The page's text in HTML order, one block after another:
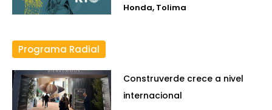
Honda, Tolima
Programa Radial
Construverde crece a nivel
internacional